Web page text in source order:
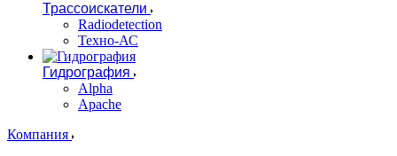
Трассоискатели
Radiodetection
Техно-АС
Гидрография
Alpha
Apache
Компания